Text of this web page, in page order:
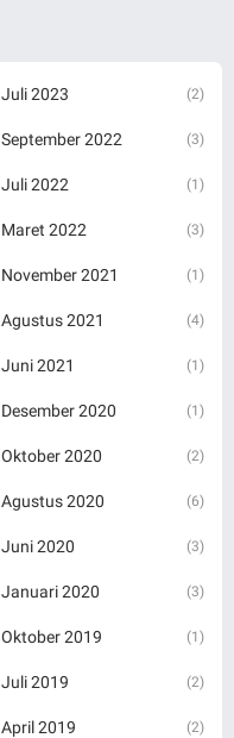
Juli 2023 (2)
September 2022 (3)
Juli 2022 (1)
Maret 2022 (3)
November 2021 (1)
Agustus 2021 (4)
Juni 2021 (1)
Desember 2020 (1)
Oktober 2020 (2)
Agustus 2020 (6)
Juni 2020 (3)
Januari 2020 (3)
Oktober 2019 (1)
Juli 2019 (2)
April 2019 (2)